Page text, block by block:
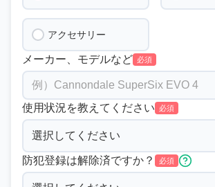
アクセサリー
メーカー、モデルなど 必須
使用状況を教えてください 必須
防犯登録は解除済ですか？ 必須